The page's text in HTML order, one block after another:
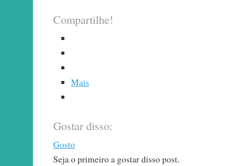
Compartilhe!
Mais
Gostar disso:
Gosto
Seja o primeiro a gostar disso post.